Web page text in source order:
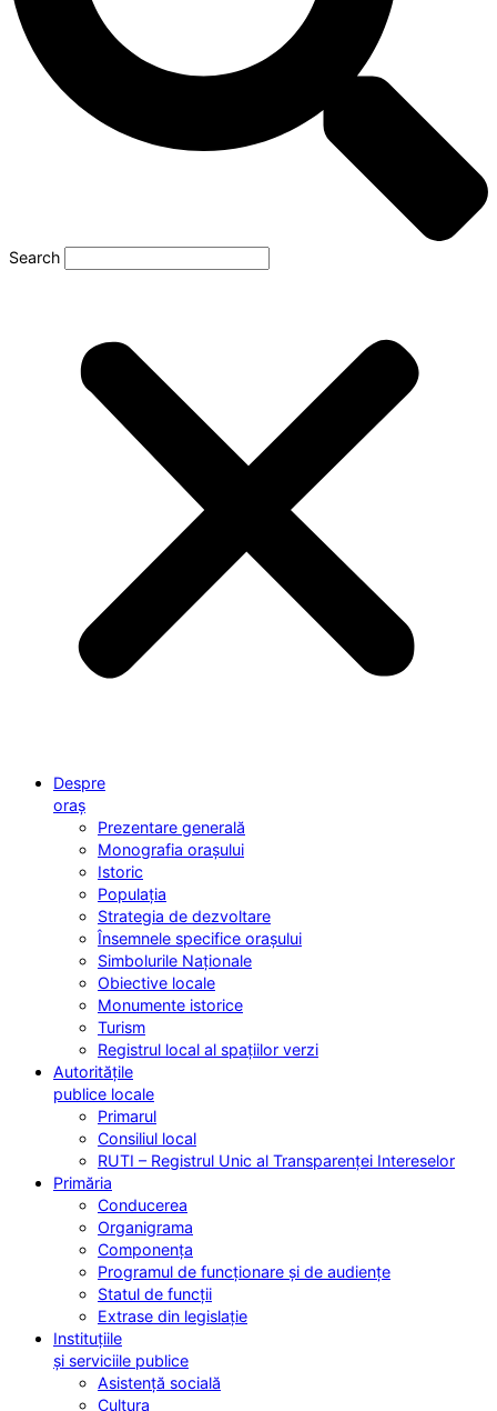
Search
Despre
oraș
Prezentare generală
Monografia orașului
Istoric
Populația
Strategia de dezvoltare
Însemnele specifice orașului
Simbolurile Naționale
Obiective locale
Monumente istorice
Turism
Registrul local al spațiilor verzi
Autoritățile
publice locale
Primarul
Consiliul local
RUTI – Registrul Unic al Transparenței Intereselor
Primăria
Conducerea
Organigrama
Componența
Programul de funcționare și de audiențe
Statul de funcții
Extrase din legislație
Instituțiile
și serviciile publice
Asistență socială
Cultura